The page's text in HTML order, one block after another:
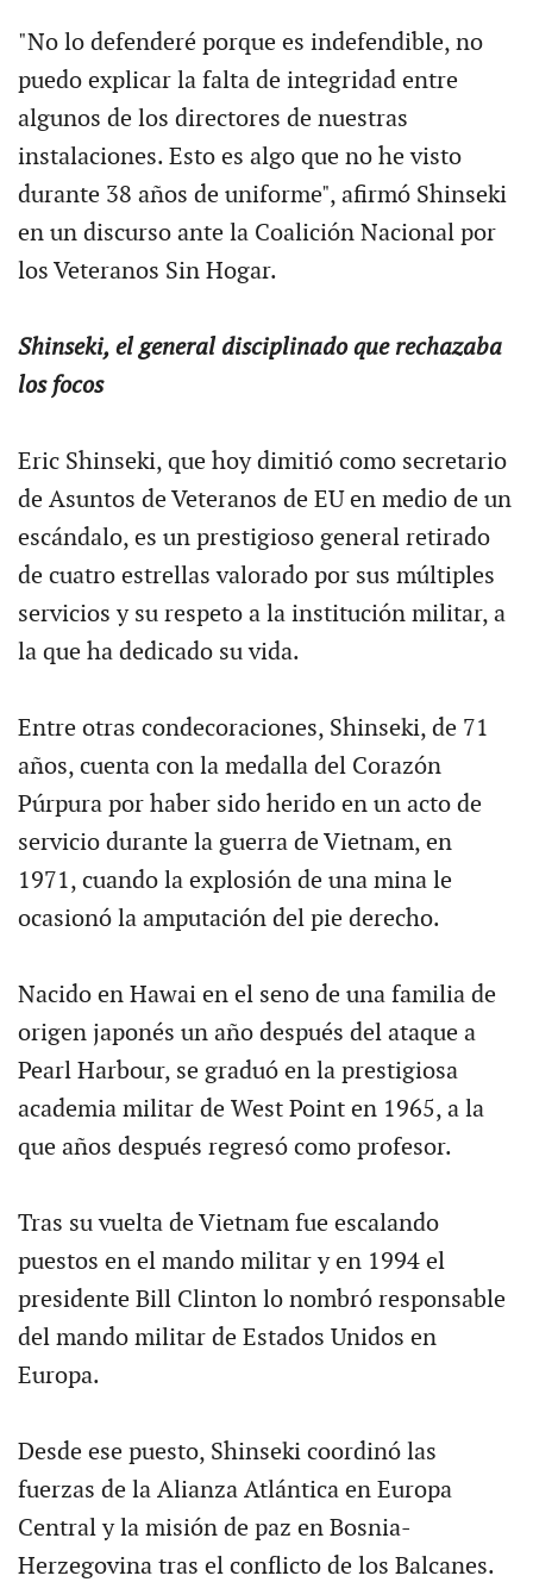
"No lo defenderé porque es indefendible, no
puedo explicar la falta de integridad entre
algunos de los directores de nuestras
instalaciones. Esto es algo que no he visto
durante 38 años de uniforme", afirmó Shinseki
en un discurso ante la Coalición Nacional por
los Veteranos Sin Hogar.
Shinseki, el general disciplinado que rechazaba
los focos
Eric Shinseki, que hoy dimitió como secretario
de Asuntos de Veteranos de EU en medio de un
escándalo, es un prestigioso general retirado
de cuatro estrellas valorado por sus múltiples
servicios y su respeto a la institución militar, a
la que ha dedicado su vida.
Entre otras condecoraciones, Shinseki, de 71
años, cuenta con la medalla del Corazón
Púrpura por haber sido herido en un acto de
servicio durante la guerra de Vietnam, en
1971, cuando la explosión de una mina le
ocasionó la amputación del pie derecho.
Nacido en Hawai en el seno de una familia de
origen japonés un año después del ataque a
Pearl Harbour, se graduó en la prestigiosa
academia militar de West Point en 1965, a la
que años después regresó como profesor.
Tras su vuelta de Vietnam fue escalando
puestos en el mando militar y en 1994 el
presidente Bill Clinton lo nombró responsable
del mando militar de Estados Unidos en
Europa.
Desde ese puesto, Shinseki coordinó las
fuerzas de la Alianza Atlántica en Europa
Central y la misión de paz en Bosnia-
Herzegovina tras el conflicto de los Balcanes.